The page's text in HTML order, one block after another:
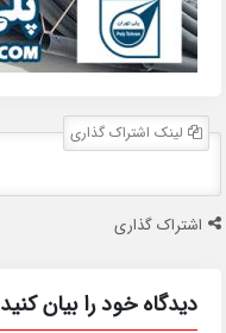
لینک اشتراک گذاری
اشتراک گذاری
دیدگاه خود را بیان کنید